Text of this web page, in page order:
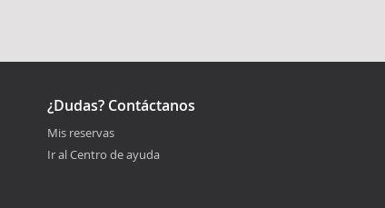
¿Dudas? Contáctanos
Mis reservas
Ir al Centro de ayuda